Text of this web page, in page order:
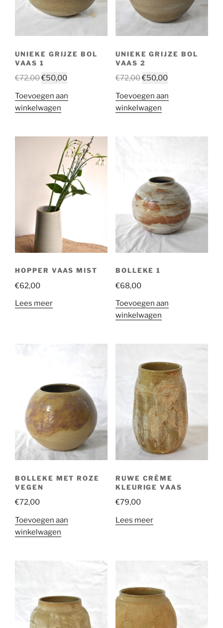
UNIEKE GRIJZE BOL
VAAS 1
€72,00€50,00
Toevoegen aan
winkelwagen
UNIEKE GRIJZE BOL
VAAS 2
€72,00€50,00
Toevoegen aan
winkelwagen
HOPPER VAAS MIST
€62,00
Lees meer
BOLLEKE 1
€68,00
Toevoegen aan
winkelwagen
BOLLEKE MET ROZE
VEGEN
€72,00
Toevoegen aan
winkelwagen
RUWE CRÈME
KLEURIGE VAAS
€79,00
Lees meer